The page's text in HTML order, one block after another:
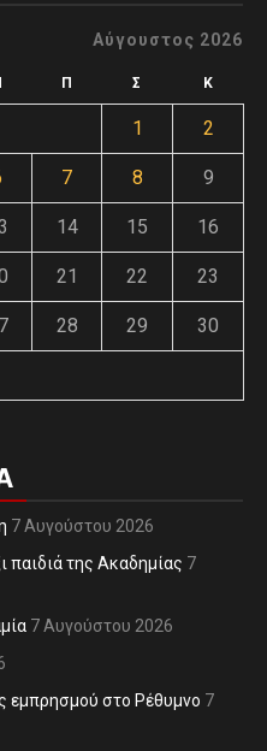
Αύγουστος 2026
Π Σ Κ
1 2
7 8 9
14 15 16
21 22 23
28 29 30
7 Αυγούστου 2026
παιδιά της Ακαδημίας 7
7 Αυγούστου 2026
εμπρησμού στο Ρέθυμνο 7